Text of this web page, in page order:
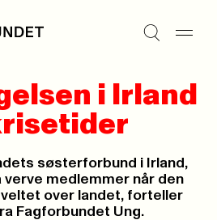
i Irland
søsterforbund i Irland,
verve medlemmer når den
over landet, forteller
Fagforbundet Ung.